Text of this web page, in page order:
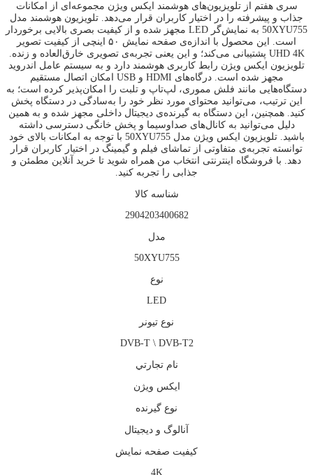
سری هفتم از تلویزیون‌های هوشمند ایکس‌ ویژن مجموعه‌‌ای از امکانات
جذاب و پیشرفته را در اختیار کاربران قرار می‌دهد. تلویزیون هوشمند مدل
50XYU755 به نمایش‌گر LED مجهز شده و از کیفیت بصری بالایی برخوردار
است. این محصول با اندازه‌ی صفحه نمایش ۵۰ اینچی از کیفیت تصویر
UHD 4K پشتیبانی می‌کند؛ و این یعنی تجربه‌ی تصویری خارق‌العاده و زنده.
تلویزیون ایکس ویژن رابط کاربری هوشمند دارد و به سیستم عامل اندروید
مجهز شده است. درگاه‌های HDMI و USB امکان اتصال مستقیم
دستگاه‌هایی مانند فلش مموری، لپ‌تاپ و تلبت را امکان‌پذیر کرده است؛ به
این ترتیب، می‌توانید محتوای مورد نظر خود را به‌سادگی در دستگاه پخش
کنید. همچنین، این دستگاه به گیرنده‌ی دیجیتال داخلی مجهز شده و به همین
دلیل می‌توانید به کانال‌های صداوسیما و پخش خانگی دسترسی داشته
باشید. تلویزیون ایکس ویژن مدل 50XYU755 با توجه به امکانات بالای خود
توانسته تجربه‌ی متفاوتی از تماشای فیلم و گیمینگ در اختیار کاربران قرار
دهد. با فروشگاه اینترنتی انتخاب من همراه شوید تا خرید آنلاین مطمئن و
جذابی را تجربه کنید.
شناسه کالا
2904203400682
مدل
50XYU755
نوع
LED
نوع تيونر
DVB-T \ DVB-T2
نام تجارتي
ايكس ويژن
نوع گيرنده
آنالوگ و ديجيتال
كيفيت صفحه نمايش
4K